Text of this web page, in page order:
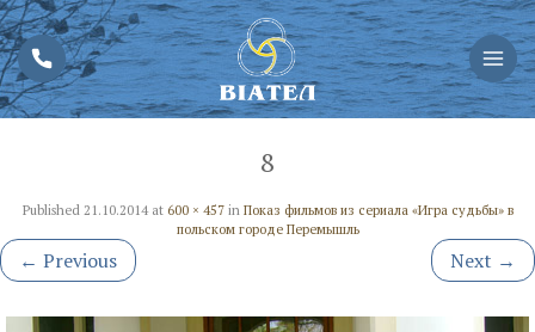
8
Published 21.10.2014at 600 × 457in Показ фильмов из сериала «Игра судьбы» в
польском городе Перемышль
← Previous Next →